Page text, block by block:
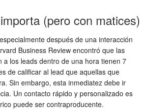
(pero con matices)
después de una interacción
Business Review encontró que las
a los leads dentro de una hora tienen 7
de calificar al lead que aquellas que
Sin embargo, esta inmediatez debe ir
Un contacto rápido y personalizado es
puede ser contraproducente.